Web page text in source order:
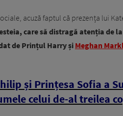
acuză faptul că prezența lui
care să distragă atenția de
de Prințul Harry și Meghan
și Prințesa Sofia a
celui de-al treilea